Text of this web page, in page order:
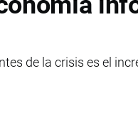
de la crisis es el